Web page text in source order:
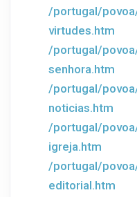
/portugal/
virtudes.htm
/portugal/
senhora.htm
/portugal/
noticias.htm
/portugal/
igreja.htm
/portugal/
editorial.htm